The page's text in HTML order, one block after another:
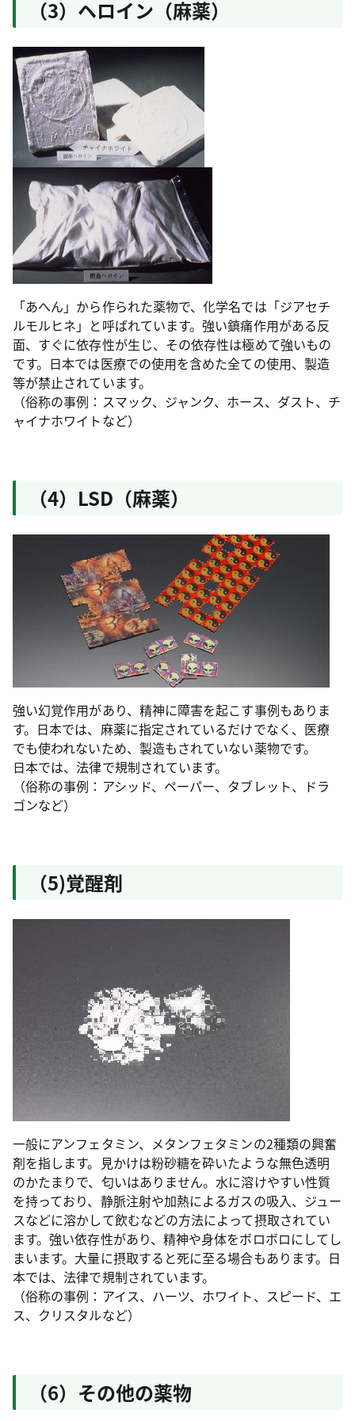
（3）ヘロイン（麻薬）
「あへん」から作られた薬物で、化学名では「ジアセチ
ルモルヒネ」と呼ばれています。強い鎮痛作用がある反
面、すぐに依存性が生じ、その依存性は極めて強いもの
です。日本では医療での使用を含めた全ての使用、製造
等が禁止されています。
（俗称の事例：スマック、ジャンク、ホース、ダスト、チ
ャイナホワイトなど）
（4）LSD（麻薬）
強い幻覚作用があり、精神に障害を起こす事例もありま
す。日本では、麻薬に指定されているだけでなく、医療
でも使われないため、製造もされていない薬物です。
日本では、法律で規制されています。
（俗称の事例：アシッド、ペーパー、タブレット、ドラ
ゴンなど）
（5)覚醒剤
一般にアンフェタミン、メタンフェタミンの2種類の興奮
剤を指します。見かけは粉砂糖を砕いたような無色透明
のかたまりで、匂いはありません。水に溶けやすい性質
を持っており、静脈注射や加熱によるガスの吸入、ジュー
スなどに溶かして飲むなどの方法によって摂取されてい
ます。強い依存性があり、精神や身体をボロボロにしてし
まいます。大量に摂取すると死に至る場合もあります。日
本では、法律で規制されています。
（俗称の事例：アイス、ハーツ、ホワイト、スピード、エ
ス、クリスタルなど）
（6）その他の薬物